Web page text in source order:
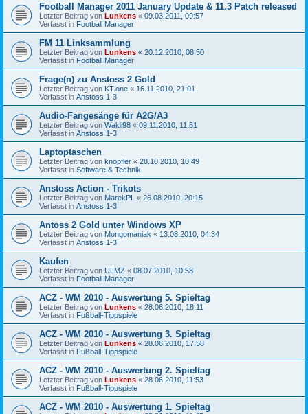
Football Manager 2011 January Update & 11.3 Patch released
Letzter Beitrag von Lunkens « 09.03.2011, 09:57
Verfasst in Football Manager
FM 11 Linksammlung
Letzter Beitrag von Lunkens « 20.12.2010, 08:50
Verfasst in Football Manager
Frage(n) zu Anstoss 2 Gold
Letzter Beitrag von KT.one « 16.11.2010, 21:01
Verfasst in Anstoss 1-3
Audio-Fangesänge für A2G/A3
Letzter Beitrag von Waldi98 « 09.11.2010, 11:51
Verfasst in Anstoss 1-3
Laptoptaschen
Letzter Beitrag von knopfler « 28.10.2010, 10:49
Verfasst in Software & Technik
Anstoss Action - Trikots
Letzter Beitrag von MarekPL « 26.08.2010, 20:15
Verfasst in Anstoss 1-3
Antoss 2 Gold unter Windows XP
Letzter Beitrag von Mongomaniak « 13.08.2010, 04:34
Verfasst in Anstoss 1-3
Kaufen
Letzter Beitrag von ULMZ « 08.07.2010, 10:58
Verfasst in Football Manager
ACZ - WM 2010 - Auswertung 5. Spieltag
Letzter Beitrag von Lunkens « 28.06.2010, 18:11
Verfasst in Fußball-Tippspiele
ACZ - WM 2010 - Auswertung 3. Spieltag
Letzter Beitrag von Lunkens « 28.06.2010, 17:58
Verfasst in Fußball-Tippspiele
ACZ - WM 2010 - Auswertung 2. Spieltag
Letzter Beitrag von Lunkens « 28.06.2010, 11:53
Verfasst in Fußball-Tippspiele
ACZ - WM 2010 - Auswertung 1. Spieltag